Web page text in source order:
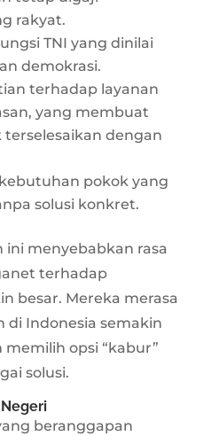
rakyat.
TNI yang dinilai
demokrasi.
terhadap layanan
yang membuat
dengan
pokok yang
solusi konkret.
ini menyebabkan rasa
terhadap
besar. Mereka merasa
di Indonesia semakin
opsi “kabur”
solusi.
beranggapan